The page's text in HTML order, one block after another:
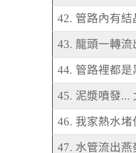
42. 管路內有
43. 龍頭一轉
44. 管路裡都
45. 泥漿噴發...
46. 我家熱水
47. 水管流出